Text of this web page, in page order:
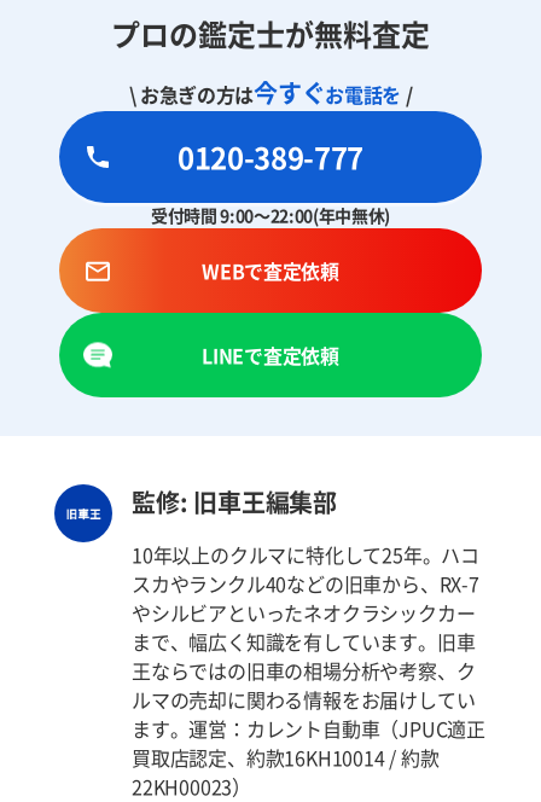
プロの鑑定士が無料査定
\ お急ぎの方は今すぐお電話を /
0120-389-777
受付時間 9:00～22:00(年中無休)
WEBで査定依頼
LINEで査定依頼
監修: 旧車王編集部
10年以上のクルマに特化して25年。ハコ
スカやランクル40などの旧車から、RX-7
やシルビアといったネオクラシックカー
まで、幅広く知識を有しています。旧車
王ならではの旧車の相場分析や考察、ク
ルマの売却に関わる情報をお届けしてい
ます。運営：カレント自動車（JPUC適正
買取店認定、約款16KH10014 / 約款
22KH00023）